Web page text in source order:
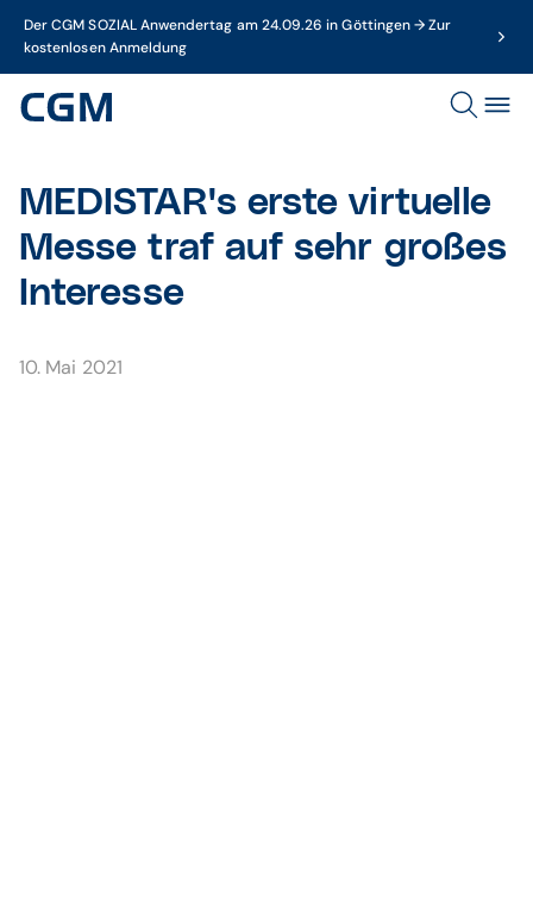
Der CGM SOZIAL Anwendertag am 24.09.26 in Göttingen → Zur
kostenlosen Anmeldung
MEDISTAR's erste virtuelle
Messe traf auf sehr großes
Interesse
10. Mai 2021